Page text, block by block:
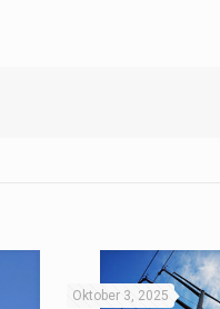
Oktober 3, 2025